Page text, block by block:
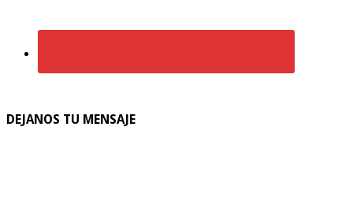
DEJANOS TU MENSAJE